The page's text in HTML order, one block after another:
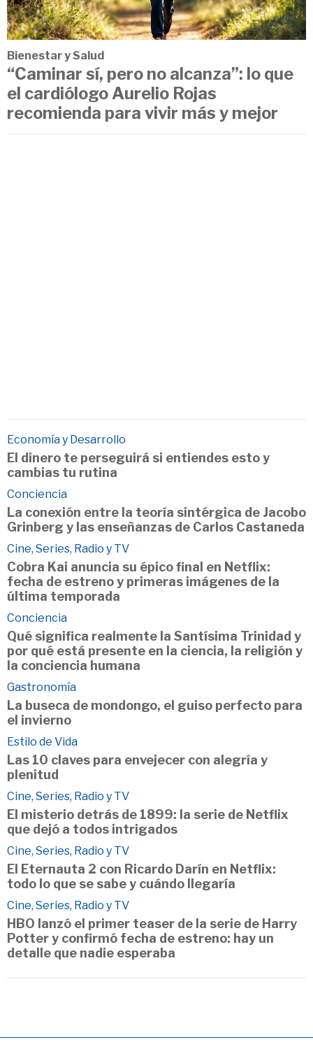
Bienestar y Salud
“Caminar sí, pero no alcanza”: lo que
el cardiólogo Aurelio Rojas
recomienda para vivir más y mejor
Economía y Desarrollo
El dinero te perseguirá si entiendes esto y
cambias tu rutina
Conciencia
La conexión entre la teoría sintérgica de Jacobo
Grinberg y las enseñanzas de Carlos Castaneda
Cine, Series, Radio y TV
Cobra Kai anuncia su épico final en Netflix:
fecha de estreno y primeras imágenes de la
última temporada
Conciencia
Qué significa realmente la Santísima Trinidad y
por qué está presente en la ciencia, la religión y
la conciencia humana
Gastronomía
La buseca de mondongo, el guiso perfecto para
el invierno
Estilo de Vida
Las 10 claves para envejecer con alegría y
plenitud
Cine, Series, Radio y TV
El misterio detrás de 1899: la serie de Netflix
que dejó a todos intrigados
Cine, Series, Radio y TV
El Eternauta 2 con Ricardo Darín en Netflix:
todo lo que se sabe y cuándo llegaría
Cine, Series, Radio y TV
HBO lanzó el primer teaser de la serie de Harry
Potter y confirmó fecha de estreno: hay un
detalle que nadie esperaba